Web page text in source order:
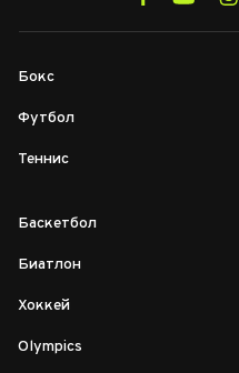
Бокс
Футбол
Теннис
Баскетбол
Биатлон
Хоккей
Olympics